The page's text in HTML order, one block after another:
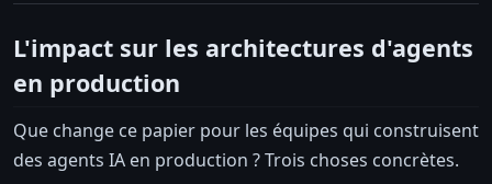
L'impact sur les architectures d'agents
en production
Que change ce papier pour les équipes qui construisent
des agents IA en production ? Trois choses concrètes.